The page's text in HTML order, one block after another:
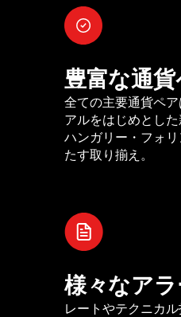
豊富な通
全ての主要通貨ペ
アルをはじめとし
ハンガリー・フォ
たす取り揃え。
様々なア
レートやテクニカ